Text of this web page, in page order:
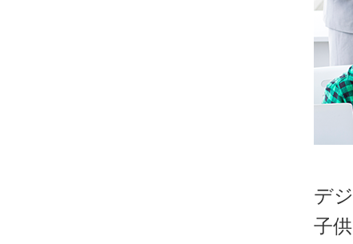
デ
子